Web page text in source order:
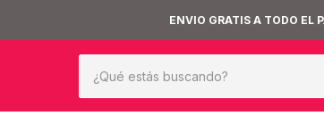
EL PAIS (COMPRAS SUPERIORES A $250000))